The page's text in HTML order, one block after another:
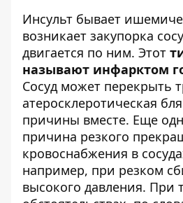
Инсульт бывает
возникает закупорка
двигается по ним. Этот
называют инфарктом
Сосуд может перекрыть
атеросклеротическая
причины вместе. Еще
причина резкого
кровоснабжения в
например, при резком
высокого давления. При